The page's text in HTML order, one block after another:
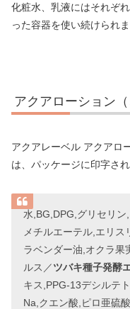
化粧水、乳液にはそれぞ
った容器を使い続けられま
アクアローション
アクアレーベル アクアロ
は、パッケージに印字され
水,BG,DPG,グリセリ
メチルエーテル,エリス
ラベンダー油,オクラ果
ルス／ツバキ種子発酵
キス,PPG-13デシルテ
Na,クエン酸,ピロ亜硫